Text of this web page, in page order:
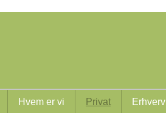
Hvem er vi Privat Erhverv